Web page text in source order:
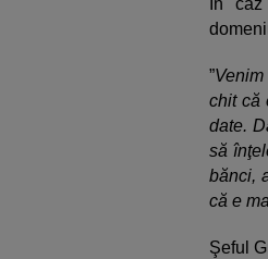
”
chit că
date.
să
bănci,
că e
Şeful